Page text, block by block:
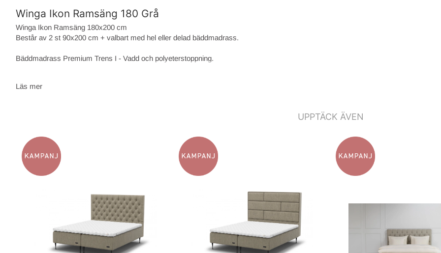
Winga Ikon Ramsäng 180 Grå
Winga Ikon Ramsäng 180x200 cm
Består av 2 st 90x200 cm + valbart med hel eller delad bäddmadrass.
Bäddmadrass Premium Trens I - Vadd och polyeterstoppning.
Individuell pocketfjädring för avlastning och stöd. Polyeterstoppning liggytor 2 cm.
Fururam med förmonterade beslag för sängben.
Färger: Beige, mörkblå eller ljusgrå.
Komfort: Medium eller Fast
Bäddmadrass: Winga Premium Trens I, vadd och polyeterstoppning, höjd ca 9 cm.
Läs mer
UPPTÄCK ÄVEN